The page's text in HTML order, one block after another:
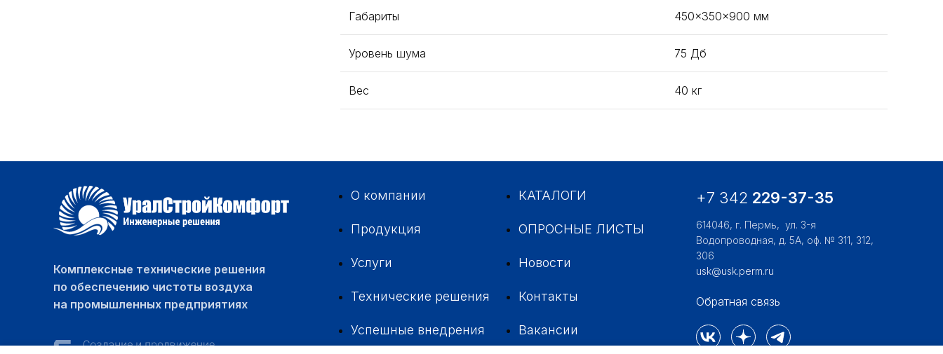
Габариты 450x350x900 мм
Уровень шума 75 Дб
Вес 40 кг
Комплексные технические решения
по обеспечению чистоты воздуха
на промышленных предприятиях
О компании
Продукция
Услуги
Технические решения
Успешные внедрения
КАТАЛОГИ
ОПРОСНЫЕ ЛИСТЫ
Новости
Контакты
Вакансии
+7 342 229-37-35
614046, г. Пермь, ул. 3-я
Водопроводная, д. 5А, оф. № 311, 312,
306
usk@usk.perm.ru
Обратная связь